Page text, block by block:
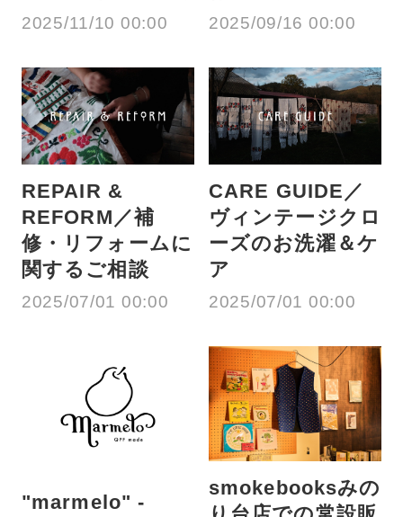
2025/11/10 00:00 2025/09/16 00:00
REPAIR &
REFORM／補
修・リフォームに
関するご相談
2025/07/01 00:00
CARE GUIDE／
ヴィンテージクロ
ーズのお洗濯＆ケ
ア
2025/07/01 00:00
"marmelo" -
smokebooksみの